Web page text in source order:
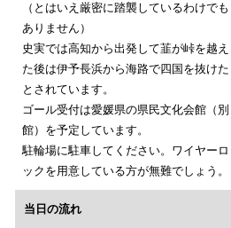
（とはいえ厳密に踏襲しているわけでも
ありません）
史実では高知から出発して韮が峠を越え
た後は伊予長浜から海路で四国を抜けた
とされています。
ゴール受付は愛媛県の県民文化会館（別
館）を予定しています。
駐輪場に駐車してください。ワイヤーロ
ックを用意している方が無難でしょう。
当日の流れ